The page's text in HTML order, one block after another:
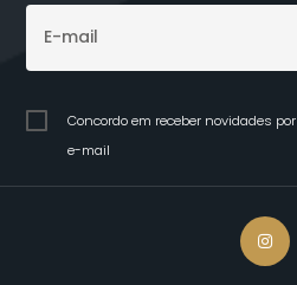
Concordo em receber novidades por
e-mail